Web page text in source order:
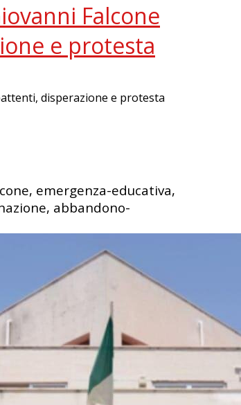
Falcone
e protesta
disperazione e protesta
emergenza-educativa,
abbandono-